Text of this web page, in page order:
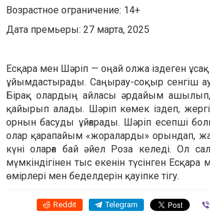
Возрастное ограничение: 14+
Дата премьеры: 27 марта, 2025
Есқара мен Шәріп — оңай олжа іздеген ұсақ
ұйымдастырады. Саңырау-соқыр сенгіш
Бірақ олардың айласы әрдайым
қайырып алады. Шәріп көмек іздеп,
орнын басуды ұйғарады. Шәріп есепші
олар қарапайым «жораларды» орындап,
күні оларға бай әйел Роза келеді. Ол
мүмкіндігінен тыс екенін түсінген
өмірлері мен беделдерін қауіпке тігу.
Reddit Telegram